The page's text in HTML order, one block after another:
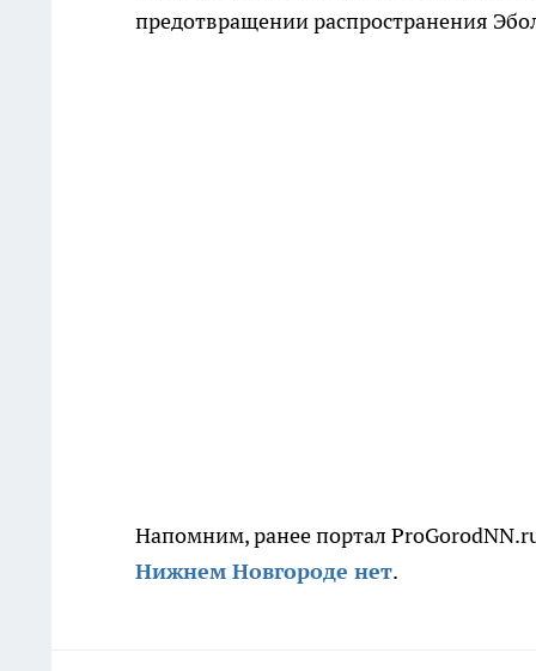
предотвращении распространения
Напомним, ранее портал
Нижнем Новгороде нет.